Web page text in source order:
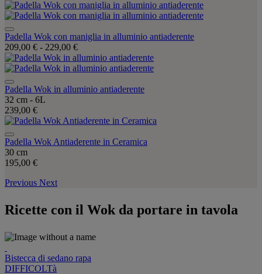
Padella Wok con maniglia in alluminio antiaderente
209,00 € - 229,00 €
Padella Wok in alluminio antiaderente
32 cm - 6L
239,00 €
Padella Wok Antiaderente in Ceramica
30 cm
195,00 €
Previous Next
Ricette con il Wok da portare in tavola
Bistecca di sedano rapa
DIFFICOLTà